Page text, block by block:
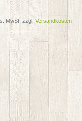
MwSt. zzgl. Versandkosten